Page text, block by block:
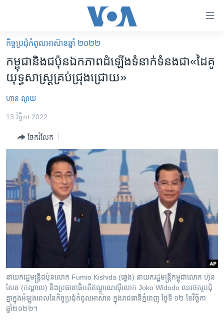
គេហទំព័រ​
ទាក់ទង
និង​
ទំព័រ​
ចូល​
ទៅ​
រចនា
សម្ព័ន្ធ​
ទៅ​
កាន់​
ទំព័រ​
អន្តរជាតិ
ហេឡូវីអូអេ
កម្ពុជាច្នៃប្រតិដ្ឋ
ព្រឹត្តិការណ៍ព័ត៌មាន
ទូរទស្សន៍ / វីដេអូ​
វិទ្យុ / ផតខាសថ៍
កម្មវិធីទាំងអស់
Khmer English
បណ្តាញ​សង្គម
កិច្ចប្រជុំ​កំពូល​​អាស៊ានឆ្នាំ ២០២២
កម្ពុជា​និង​ជប៉ុន​ឯកភាព​ដំឡើង​ទំនាក់​ទំនង​ជា​«ដៃ​គូ​
យុទ្ធ​សាស្ត្រ​គ្រប់​ជ្រុង​ជ្រោយ»
ហាន ណូយ
13 វិច្ឆិកា 2022
ចែករំលែក
នាយករដ្ឋមន្ត្រី​ជប៉ុន​លោក Fumio Kishida (ឆ្វេង) នាយករដ្ឋមន្ត្រី​កម្ពុជា​លោក​ ហ៊ុន
សែន (កណ្ដាល) និង​ប្រធានាធិបតី​ឥណ្ឌូណេស៊ី​លោក Joko Widodo ឈរ​ថតរូប​ជុំ​
គ្នា​ក្នុង​អំឡុងពេល​នៃ​កិច្ចប្រជុំ​កំពូល​អាស៊ាន ក្នុង​រាជធានី​ភ្នំពេញ ថ្ងៃទី ១២ ខែវិច្ឆិកា
ឆ្នាំ២០២២។